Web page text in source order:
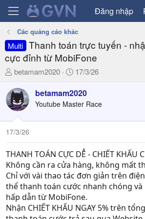
Đăng nhập
Các quảng cáo khác
Multi Thanh toán trực tuyến -
cực đỉnh từ MobiFone
T
r
e
a
d
s
t
a
r
t
e
r
betamam2020
N
à
y
ử
17/3/26
betamam2020
Youtube Master Race
17/3/26
THANH TOÁN CỰC DỄ - CHIẾT KHẤU
Không cần ra cửa hàng, không mất
Chỉ với vài thao tác đơn giản trên
thể thanh toán cước nhanh chóng
hấp dẫn từ MobiFone.
Nhận CHIẾT KHẤU NGAY 5% trên